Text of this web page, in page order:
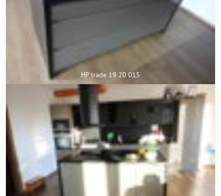
HP trade 19 20 015